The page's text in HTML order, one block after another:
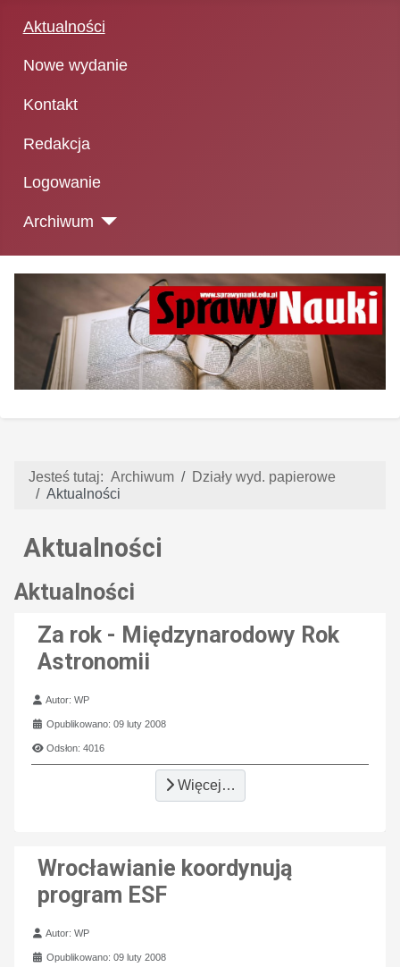
Aktualności
Nowe wydanie
Kontakt
Redakcja
Logowanie
Archiwum
Jesteś tutaj: Archiwum
Działy wyd. papierowe
Aktualności
Aktualności
Aktualności
Za rok - Międzynarodowy Rok
Astronomii
Szczegóły
Autor:WP
Opublikowano: 09 luty 2008
Odsłon: 4016
Więcej…
Wrocławianie koordynują
program ESF
Szczegóły
Autor:WP
Opublikowano: 09 luty 2008